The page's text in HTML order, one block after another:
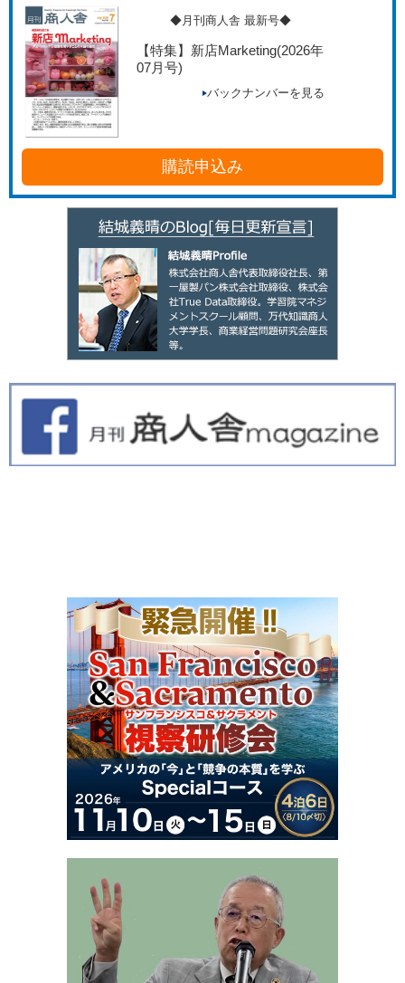
◆月刊商人舎 最新号◆
【特集】新店Marketing(2026年
07月号)
バックナンバーを見る
購読申込み